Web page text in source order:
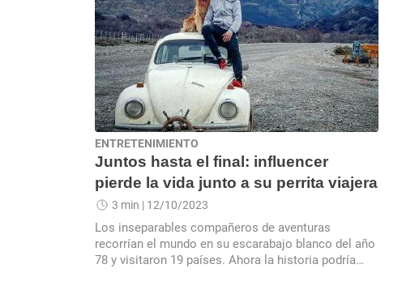
ENTRETENIMIENTO
Juntos hasta el final: influencer
pierde la vida junto a su perrita viajera
3 min | 12/10/2023
Los inseparables compañeros de aventuras
recorrían el mundo en su escarabajo blanco del año
78 y visitaron 19 países. Ahora la historia podría